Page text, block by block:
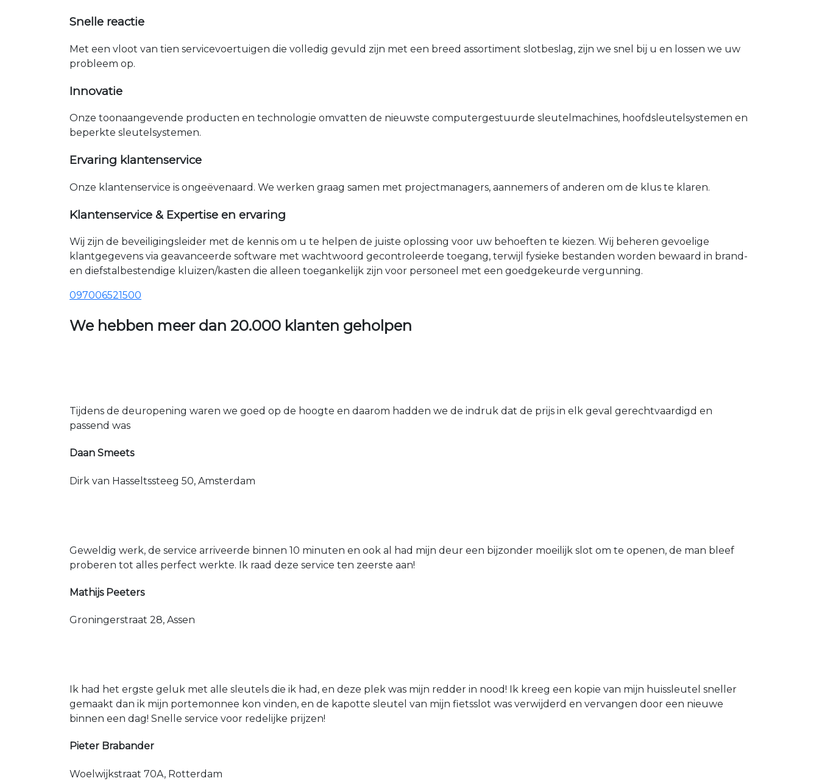
Snelle reactie
Met een vloot van tien servicevoertuigen die volledig gevuld zijn met een breed assortiment slotbeslag, zijn we snel bij u en lossen we uw
probleem op.
Innovatie
Onze toonaangevende producten en technologie omvatten de nieuwste computergestuurde sleutelmachines, hoofdsleutelsystemen en
beperkte sleutelsystemen.
Ervaring klantenservice
Onze klantenservice is ongeëvenaard. We werken graag samen met projectmanagers, aannemers of anderen om de klus te klaren.
Klantenservice & Expertise en ervaring
Wij zijn de beveiligingsleider met de kennis om u te helpen de juiste oplossing voor uw behoeften te kiezen. Wij beheren gevoelige
klantgegevens via geavanceerde software met wachtwoord gecontroleerde toegang, terwijl fysieke bestanden worden bewaard in brand-
en diefstalbestendige kluizen/kasten die alleen toegankelijk zijn voor personeel met een goedgekeurde vergunning.
097006521500
We hebben meer dan 20.000 klanten geholpen
Tijdens de deuropening waren we goed op de hoogte en daarom hadden we de indruk dat de prijs in elk geval gerechtvaardigd en
passend was
Daan Smeets
Dirk van Hasseltssteeg 50, Amsterdam
Geweldig werk, de service arriveerde binnen 10 minuten en ook al had mijn deur een bijzonder moeilijk slot om te openen, de man bleef
proberen tot alles perfect werkte. Ik raad deze service ten zeerste aan!
Mathijs Peeters
Groningerstraat 28, Assen
Ik had het ergste geluk met alle sleutels die ik had, en deze plek was mijn redder in nood! Ik kreeg een kopie van mijn huissleutel sneller
gemaakt dan ik mijn portemonnee kon vinden, en de kapotte sleutel van mijn fietsslot was verwijderd en vervangen door een nieuwe
binnen een dag! Snelle service voor redelijke prijzen!
Pieter Brabander
Woelwijkstraat 70A, Rotterdam